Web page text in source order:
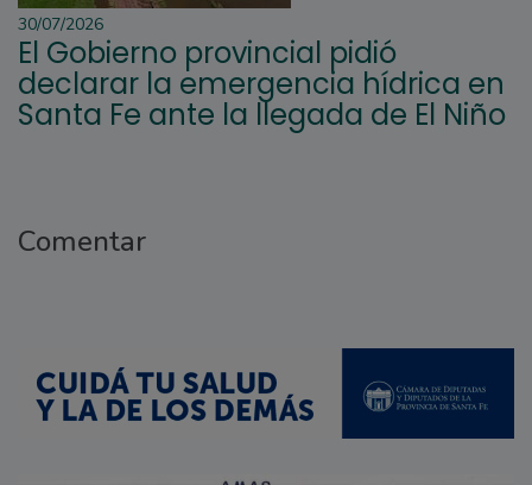
30/07/2026
El Gobierno provincial pidió
declarar la emergencia hídrica en
Santa Fe ante la llegada de El Niño
Comentar